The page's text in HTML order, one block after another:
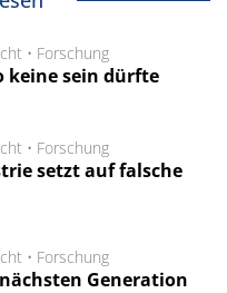
• Forschung
keine sein dürfte
• Forschung
setzt auf falsche
• Forschung
Generation